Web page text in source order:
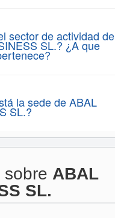
sector de actividad de
SL.? ¿A que
la sede de ABAL
SL.?
sobre ABAL
SL.